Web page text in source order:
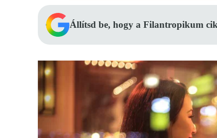
Állítsd be, hogy a Filantropikum